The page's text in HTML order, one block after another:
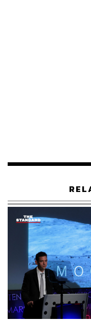
การทำ GA​ ครั้งต่อไปจ
ถ่วง​โลกเป็นครั้งที่ 2 ใ
ในเดือนมกราคม 2029
ระดับ​ความเร็ว​มากพอ
อีกเพียง 2 ปีครึ่ง​โดยไ
สามารถชมคลิปนี้เพื่อเ